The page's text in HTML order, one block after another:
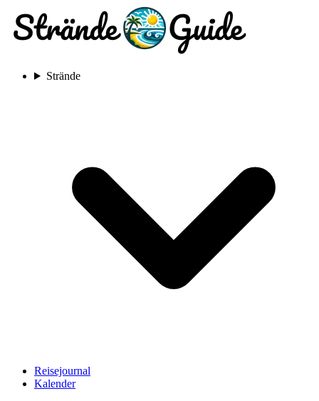
Strände
Reisejournal
Kalender